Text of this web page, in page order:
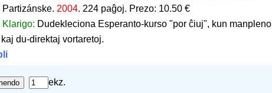
Partizánske. 2004. 224 paĝoj. Prezo: 10.50 €
Klarigo: Dudekleciona Esperanto-kurso "por ĉiuj", kun manpleno
du-direktaj vortaretoj.
ekz.